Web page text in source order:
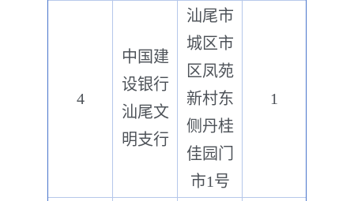
4
中国建
设银行
汕尾文
明支行
汕尾市
城区市
区凤苑
新村东
侧丹桂
佳园门
市1号
1